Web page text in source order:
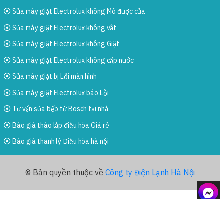
Sửa máy giặt Electrolux không Mở được cửa
Sửa máy giặt Electrolux không vắt
Sửa máy giặt Electrolux không Giặt
Sửa máy giặt Electrolux không cấp nước
Sửa máy giặt bị Lỗi màn hình
Sửa máy giặt Electrolux báo Lỗi
Tư vấn sửa bếp từ Bosch tại nhà
Báo giá tháo lắp điều hòa Giá rẻ
Báo giá thanh lý Điều hòa hà nội
© Bản quyền thuộc về Công ty Điện Lạnh Hà Nội